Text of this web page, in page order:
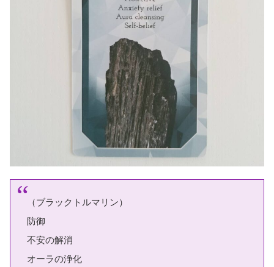
（ブラックトルマリン）
防御
不安の解消
オーラの浄化